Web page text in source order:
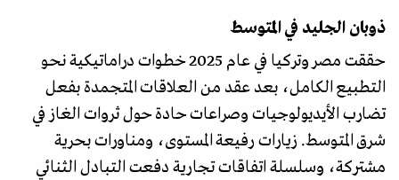
ذوبان الجليد في المتوسط
حققت مصر وتركيا في عام 2025 خطوات دراماتيكية نحو
التطبيع الكامل، بعد عقد من العلاقات المتجمدة بفعل
تضارب الأيديولوجيات وصراعات حادة حول ثروات الغاز في
شرق المتوسط. زيارات رفيعة المستوى، ومناورات بحرية
مشتركة، وسلسلة اتفاقات تجارية دفعت التبادل الثنائي